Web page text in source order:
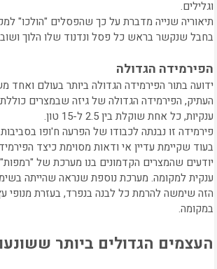
וגלילים.
תיאוריה שנייה מדברת על כך שהפסלים "הולכו"
בחבל שנקשר בראש כל פסל ונדנוד שלו הלוך
הפירמידה הגדולה
ידועה בתור הפירמידה הגדולה ביותר בעולם ואחד
ענקיות, כל אחת שוקלת בין 2.5 ל-15 טון.
פירמידה זו נבנתה לכבודו של הפרעה ח'ופו בסביבות שנת 2,550
בעוד שקיימת עדיין אי ודאות מסוימת כיצד
יודעים שהמצרים הקדמונים בנו מערכת של
ענקית למקומה. מערכת נוספת שנראה שהייתה
הזה שימשה להרמת כל לבנה בנפרד, בעזרת מנופי
במקומה.
העצמים הגדולים ביותר